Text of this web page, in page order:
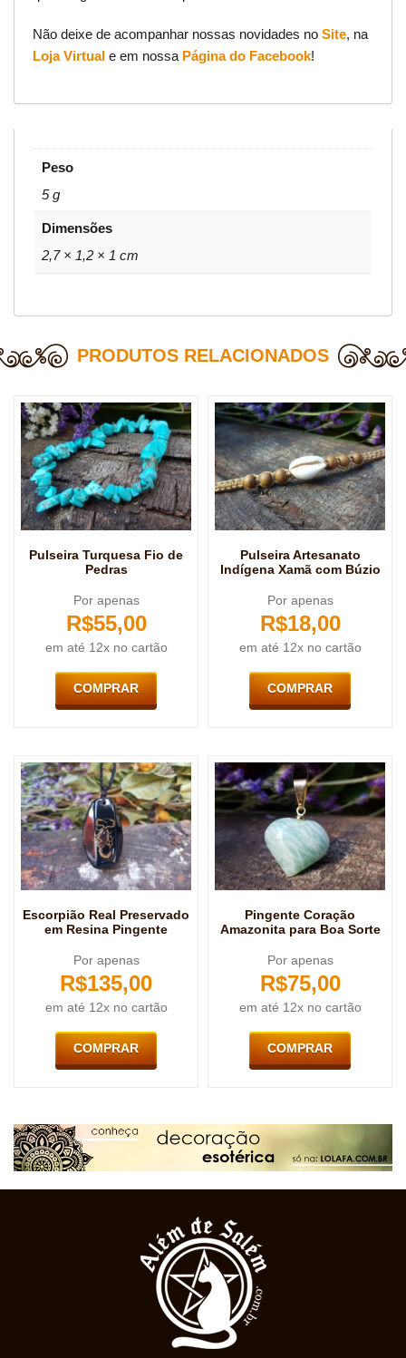
Não deixe de acompanhar nossas novidades no Site, na
Loja Virtual e em nossa Página do Facebook!
Peso
5 g
Dimensões
2,7 × 1,2 × 1 cm
PRODUTOS RELACIONADOS
Pulseira Turquesa Fio de
Pedras
Por apenas
R$55,00
em até 12x no cartão
COMPRAR
Pulseira Artesanato
Indígena Xamã com Búzio
Por apenas
R$18,00
em até 12x no cartão
COMPRAR
Escorpião Real Preservado
em Resina Pingente
Por apenas
R$135,00
em até 12x no cartão
COMPRAR
Pingente Coração
Amazonita para Boa Sorte
Por apenas
R$75,00
em até 12x no cartão
COMPRAR